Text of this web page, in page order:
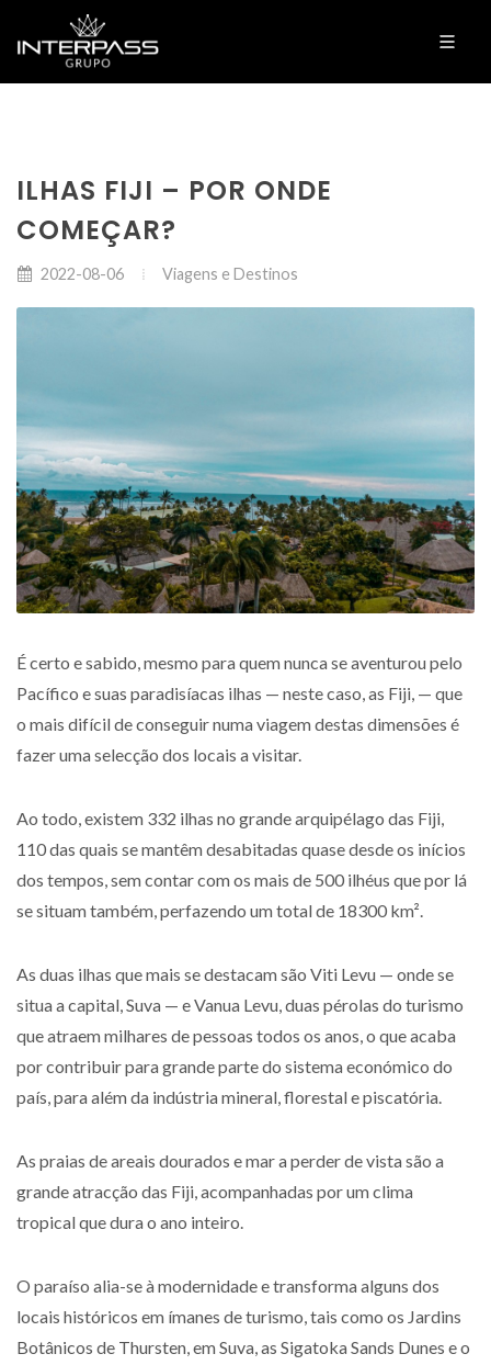
ILHAS FIJI – POR ONDE
COMEÇAR?
2022-08-06 Viagens e Destinos
É certo e sabido, mesmo para quem nunca se aventurou pelo
Pacífico e suas paradisíacas ilhas — neste caso, as Fiji, — que
o mais difícil de conseguir numa viagem destas dimensões é
fazer uma selecção dos locais a visitar.
Ao todo, existem 332 ilhas no grande arquipélago das Fiji,
110 das quais se mantêm desabitadas quase desde os inícios
dos tempos, sem contar com os mais de 500 ilhéus que por lá
se situam também, perfazendo um total de 18300 km².
As duas ilhas que mais se destacam são Viti Levu — onde se
situa a capital, Suva — e Vanua Levu, duas pérolas do turismo
que atraem milhares de pessoas todos os anos, o que acaba
por contribuir para grande parte do sistema económico do
país, para além da indústria mineral, florestal e piscatória.
As praias de areais dourados e mar a perder de vista são a
grande atracção das Fiji, acompanhadas por um clima
tropical que dura o ano inteiro.
O paraíso alia-se à modernidade e transforma alguns dos
locais históricos em ímanes de turismo, tais como os Jardins
Botânicos de Thursten, em Suva, as Sigatoka Sands Dunes e o